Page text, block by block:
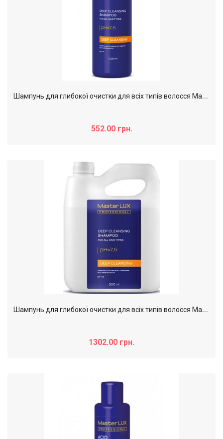
Ш
ампунь для глибокої очистки для всіх типів волосся Master LUX professional, 1000 мл
552.00 грн.
Ш
ампунь для глибокої очистки для всіх типів волосся Master LUX professional, 3000 мл
1302.00 грн.